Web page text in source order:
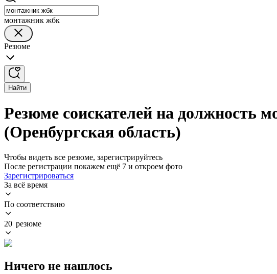
монтажник жбк
Резюме
Найти
Резюме соискателей на должность
(Оренбургская область)
Чтобы видеть все резюме, зарегистрируйтесь
После регистрации покажем ещё 7 и откроем фото
Зарегистрироваться
За всё время
По соответствию
20 резюме
Ничего не нашлось